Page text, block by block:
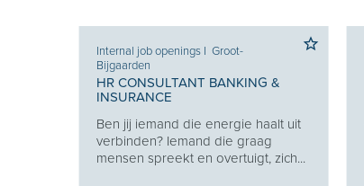
Internal job openings I Groot-
Bijgaarden
HR CONSULTANT BANKING &
INSURANCE
Ben jij iemand die energie haalt uit
verbinden? Iemand die graag
mensen spreekt en overtuigt, zich...